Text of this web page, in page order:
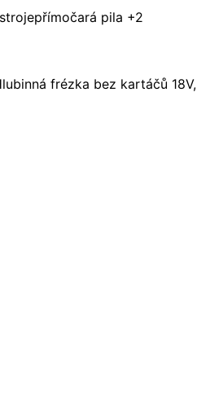
přímočará pila +2
frézka bez kartáčů 18V,